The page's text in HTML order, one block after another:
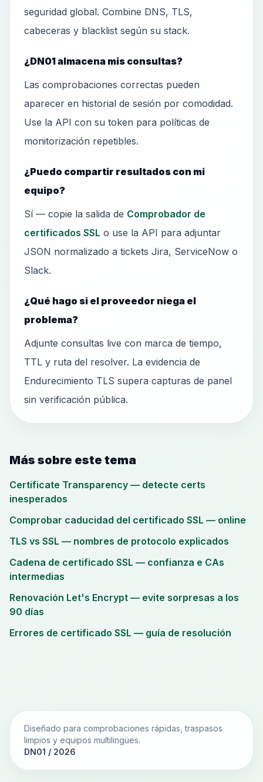
seguridad global. Combine DNS, TLS,
cabeceras y blacklist según su stack.
¿DN01 almacena mis consultas?
Las comprobaciones correctas pueden
aparecer en historial de sesión por comodidad.
Use la API con su token para políticas de
monitorización repetibles.
¿Puedo compartir resultados con mi
equipo?
Sí — copie la salida de Comprobador de
certificados SSL o use la API para adjuntar
JSON normalizado a tickets Jira, ServiceNow o
Slack.
¿Qué hago si el proveedor niega el
problema?
Adjunte consultas live con marca de tiempo,
TTL y ruta del resolver. La evidencia de
Endurecimiento TLS supera capturas de panel
sin verificación pública.
Más sobre este tema
Certificate Transparency — detecte certs
inesperados
Comprobar caducidad del certificado SSL — online
TLS vs SSL — nombres de protocolo explicados
Cadena de certificado SSL — confianza e CAs
intermedias
Renovación Let's Encrypt — evite sorpresas a los
90 días
Errores de certificado SSL — guía de resolución
Diseñado para comprobaciones rápidas, traspasos
limpios y equipos multilingües.
DN01 / 2026